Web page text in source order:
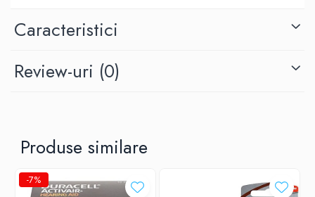
Tensiune 1.45V
Alte coduri B3124, B347PA, AC312E, PR41, HA312,
Caracteristici
Review-uri (0)
Produse similare
-7%